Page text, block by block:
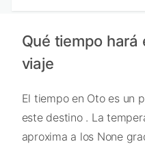
Qué tiempo hará
viaje
El tiempo en Oto es un
este destino . La
aproxima a los None